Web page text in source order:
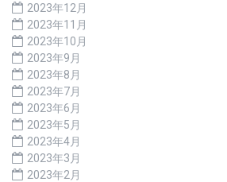
2023年12月
2023年11月
2023年10月
2023年9月
2023年8月
2023年7月
2023年6月
2023年5月
2023年4月
2023年3月
2023年2月